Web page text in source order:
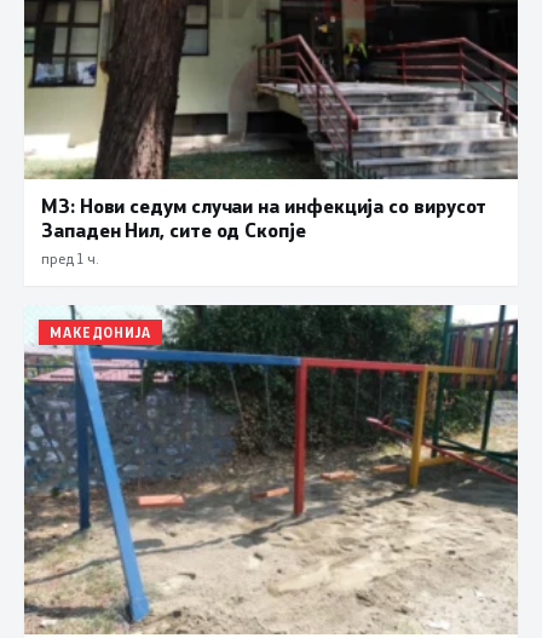
МЗ: Нови седум случаи на инфекција со вирусот
Западен Нил, сите од Скопје
пред 1 ч.
МАКЕДОНИЈА